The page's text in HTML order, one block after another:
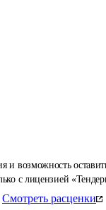
и возможность
с лицензией
Смотреть расценки